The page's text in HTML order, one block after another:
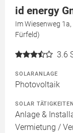
id energy
Im Wiesenweg
Fürfeld)
3.6
SOLARANLAGE
Photovoltaik
SOLAR TÄTIGKEITEN
Anlage &
Vermietung /